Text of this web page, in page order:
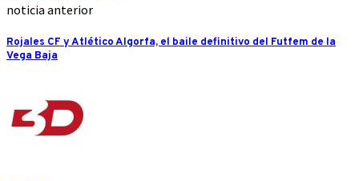
noticia anterior
Rojales CF y Atlético Algorfa, el baile definitivo del Futfem de la
Vega Baja